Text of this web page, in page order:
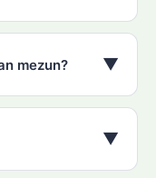
mezun? ▼
▼